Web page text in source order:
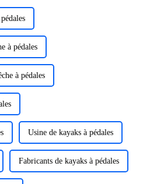
à pédales
à pédales
Usine de kayaks à pédales
Fabricants de kayaks à pédales